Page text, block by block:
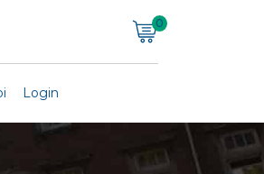
0
Login